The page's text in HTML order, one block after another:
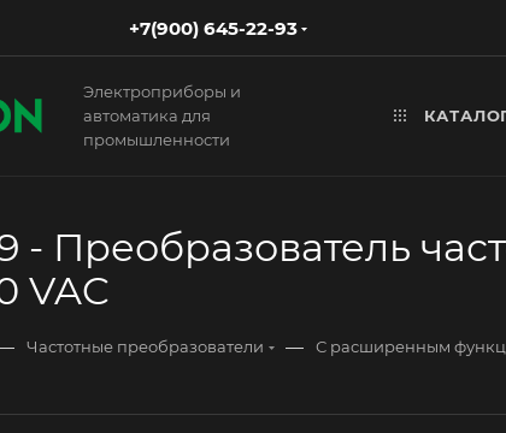
+7(900) 645-22-93
Электроприборы и
автоматика для
промышленности
- Преобразователь
VAC
Частотные преобразователи — С расширенным